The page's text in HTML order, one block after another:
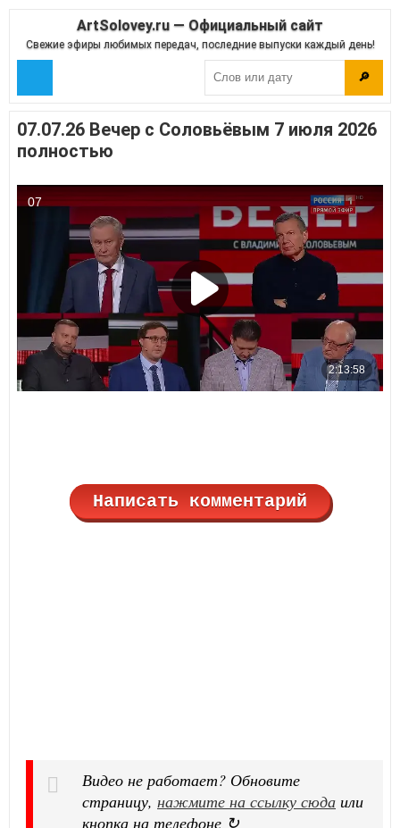
ArtSolovey.ru — Официальный сайт
Свежие эфиры любимых передач, последние выпуски каждый день!
🔎
07.07.26 Вечер с Соловьёвым 7 июля 2026
полностью
Написать комментарий
Видео не работает? Обновите
страницу, нажмите на ссылку сюда или
кнопка на телефоне ↻